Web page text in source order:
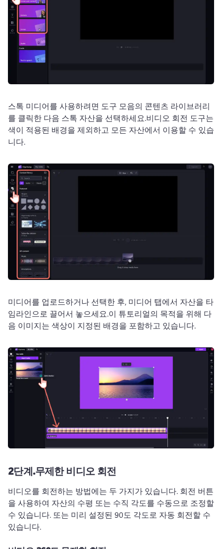
스톡 미디어를 사용하려면 도구 모음의 콘텐츠 라이브러리
를 클릭한 다음 스톡 자산을 선택하세요.비디오 회전 도구는
색이 적용된 배경을 제외하고 모든 자산에서 이용할 수 있습
니다.
미디어를 업로드하거나 선택한 후, 미디어 탭에서 자산을 타
임라인으로 끌어서 놓으세요.이 튜토리얼의 목적을 위해 다
음 이미지는 색상이 지정된 배경을 포함하고 있습니다.
2단계.무제한 비디오 회전
비디오를 회전하는 방법에는 두 가지가 있습니다. 회전 버튼
을 사용하여 자산의 수평 또는 수직 각도를 수동으로 조정할
수 있습니다. 또는 미리 설정된 90도 각도로 자동 회전할 수
있습니다.